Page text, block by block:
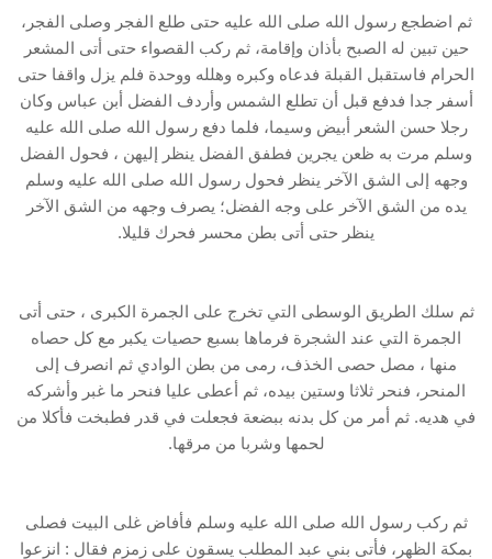
ثم اضطجع رسول الله صلى الله عليه حتى طلع الفجر وصلى الفجر،
حين تبين له الصبح بأذان وإقامة، ثم ركب القصواء حتى أتى المشعر
الحرام فاستقبل القبلة فدعاه وكبره وهلله ووحدة فلم يزل واقفا حتى
أسفر جدا فدفع قبل أن تطلع الشمس وأردف الفضل أبن عباس وكان
رجلا حسن الشعر أبيض وسيما، فلما دفع رسول الله صلى الله عليه
وسلم مرت به ظعن يجرين فطفق الفضل ينظر إليهن ، فحول الفضل
وجهه إلى الشق الآخر ينظر فحول رسول الله صلى الله عليه وسلم
يده من الشق الآخر على وجه الفضل؛ يصرف وجهه من الشق الآخر
ينظر حتى أتى بطن محسر فحرك قليلا.
ثم سلك الطريق الوسطى التي تخرج على الجمرة الكبرى ، حتى أتى
الجمرة التي عند الشجرة فرماها بسبع حصيات يكبر مع كل حصاه
منها ، مصل حصى الخذف، رمى من بطن الوادي ثم انصرف إلى
المنحر، فنحر ثلاثا وستين بيده، ثم أعطى عليا فنحر ما غبر وأشركه
في هديه. ثم أمر من كل بدنه ببضعة فجعلت في قدر فطبخت فأكلا من
لحمها وشربا من مرقها.
ثم ركب رسول الله صلى الله عليه وسلم فأفاض غلى البيت فصلى
بمكة الظهر، فأتى بني عبد المطلب يسقون على زمزم فقال : انزعوا